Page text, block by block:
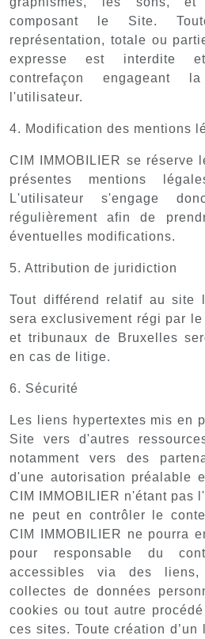
composant le Site.
représentation, totale ou
expresse est interdite
contrefaçon engageant
l'utilisateur.
4. Modification des mentions
CIM IMMOBILIER se réserve
présentes mentions
L'utilisateur s'engage
régulièrement afin de
éventuelles modifications.
5. Attribution de juridiction
Tout différend relatif au site
sera exclusivement régi par
et tribunaux de Bruxelles
en cas de litige.
6. Sécurité
Les liens hypertextes mis en
Site vers d'autres
notamment vers des
d'une autorisation préalable
CIM IMMOBILIER n'étant pas
ne peut en contrôler le
CIM IMMOBILIER ne pourra
pour responsable du
accessibles via des
collectes de données
cookies ou tout autre
ces sites. Toute création